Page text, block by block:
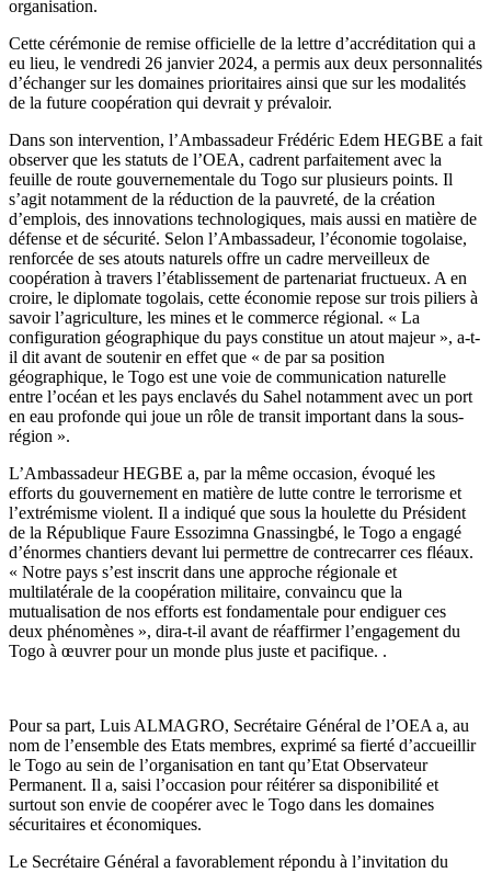
organisation.
Cette cérémonie de remise officielle de la lettre d’accréditation qui a
eu lieu, le vendredi 26 janvier 2024, a permis aux deux personnalités
d’échanger sur les domaines prioritaires ainsi que sur les modalités
de la future coopération qui devrait y prévaloir.
Dans son intervention, l’Ambassadeur Frédéric Edem HEGBE a fait
observer que les statuts de l’OEA, cadrent parfaitement avec la
feuille de route gouvernementale du Togo sur plusieurs points. Il
s’agit notamment de la réduction de la pauvreté, de la création
d’emplois, des innovations technologiques, mais aussi en matière de
défense et de sécurité. Selon l’Ambassadeur, l’économie togolaise,
renforcée de ses atouts naturels offre un cadre merveilleux de
coopération à travers l’établissement de partenariat fructueux. A en
croire, le diplomate togolais, cette économie repose sur trois piliers à
savoir l’agriculture, les mines et le commerce régional. « La
configuration géographique du pays constitue un atout majeur », a-t-
il dit avant de soutenir en effet que « de par sa position
géographique, le Togo est une voie de communication naturelle
entre l’océan et les pays enclavés du Sahel notamment avec un port
en eau profonde qui joue un rôle de transit important dans la sous-
région ».
L’Ambassadeur HEGBE a, par la même occasion, évoqué les
efforts du gouvernement en matière de lutte contre le terrorisme et
l’extrémisme violent. Il a indiqué que sous la houlette du Président
de la République Faure Essozimna Gnassingbé, le Togo a engagé
d’énormes chantiers devant lui permettre de contrecarrer ces fléaux.
« Notre pays s’est inscrit dans une approche régionale et
multilatérale de la coopération militaire, convaincu que la
mutualisation de nos efforts est fondamentale pour endiguer ces
deux phénomènes », dira-t-il avant de réaffirmer l’engagement du
Togo à œuvrer pour un monde plus juste et pacifique. .
Pour sa part, Luis ALMAGRO, Secrétaire Général de l’OEA a, au
nom de l’ensemble des Etats membres, exprimé sa fierté d’accueillir
le Togo au sein de l’organisation en tant qu’Etat Observateur
Permanent. Il a, saisi l’occasion pour réitérer sa disponibilité et
surtout son envie de coopérer avec le Togo dans les domaines
sécuritaires et économiques.
Le Secrétaire Général a favorablement répondu à l’invitation du